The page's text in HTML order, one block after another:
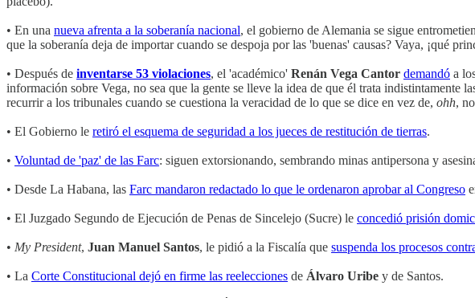
• En una nueva afrenta a la soberanía nacional, el gobierno de Alemania se sigue
que la soberanía deja de importar cuando se despoja por las 'buenas' causas? Vaya, ¡qué
• Después de inventarse 53 violaciones, el 'académico' Renán Vega Cantor demandó a
información sobre Vega, no sea que la gente se lleve la idea de que él trata
recurrir a los tribunales cuando se cuestiona la veracidad de lo que se dice en vez de, ohh,
• El Gobierno le retiró el esquema de seguridad a los jueces de restitución de tierras.
• Voluntad de 'paz' de las Farc: siguen extorsionando, sembrando minas antipersona y
• Desde La Habana, las Farc mandaron redactado lo que le ordenaron aprobar al Congreso
• El Juzgado Segundo de Ejecución de Penas de Sincelejo (Sucre) le concedió prisión
• My President, Juan Manuel Santos, le pidió a la Fiscalía que suspenda los procesos
• La Corte Constitucional dejó en firme las reelecciones de Álvaro Uribe y de Santos.